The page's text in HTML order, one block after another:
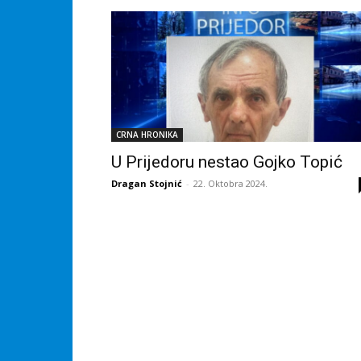
CRNA HRONIKA
U Prijedoru nestao Gojko Topić
Dragan Stojnić - 22. Oktobra 2024.